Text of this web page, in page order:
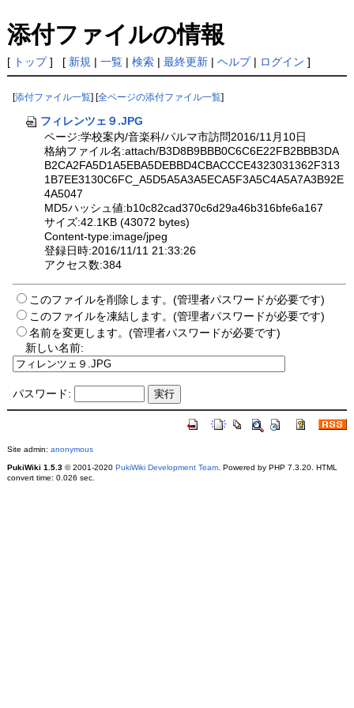
添付ファイルの情報
[ トップ] [ 新規 | 一覧| 検索| 最終更新| ヘルプ| ログイン ]
[添付ファイル一覧] [全ページの添付ファイル一覧]
フィレンツェ９.JPG
ページ:学校案内/音楽科/パルマ市訪問2016/11月10日
格納ファイル名:attach/B3D8B9BBB0C6C6E22FB2BBB3DA
B2CA2FA5D1A5EBA5DEBBD4CBACCCE4323031362F313
1B7EE3130C6FC_A5D5A5A3A5ECA5F3A5C4A5A7A3B92E
4A5047
MD5ハッシュ値:b10c82cad370c6d29a46b316bfe6a167
サイズ:42.1KB (43072 bytes)
Content-type:image/jpeg
登録日時:2016/11/11 21:33:26
アクセス数:384
このファイルを削除します。(管理者パスワードが必要です)
このファイルを凍結します。(管理者パスワードが必要です)
名前を変更します。(管理者パスワードが必要です)
新しい名前:
パスワード:
Site admin: anonymous
PukiWiki 1.5.3© 2001-2020 PukiWiki Development Team. Powered by PHP 7.3.20. HTML
convert time: 0.026 sec.